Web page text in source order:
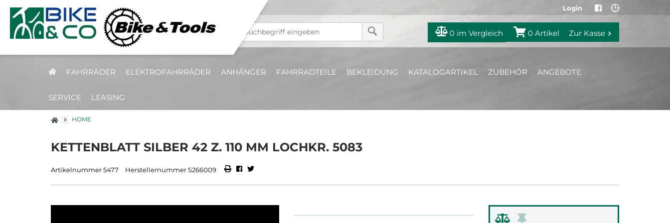
Login
0 im Vergleich 0 Artikel Zur Kasse
FAHRRÄDER ELEKTROFAHRRÄDER ANHÄNGER FAHRRADTEILE BEKLEIDUNG KATALOGARTIKEL ZUBEHÖR ANGEBOTE
SERVICE LEASING
HOME
KETTENBLATT SILBER 42 Z. 110 MM LOCHKR. 5083
Artikelnummer 5477 Herstellernummer S266009